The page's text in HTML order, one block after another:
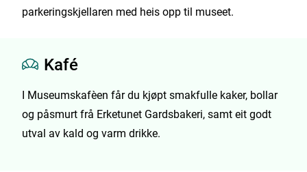
parkeringskjellaren med heis opp til museet.
Kafé
I Museumskafèen får du kjøpt smakfulle kaker, bollar
og påsmurt frå Erketunet Gardsbakeri, samt eit godt
utval av kald og varm drikke.